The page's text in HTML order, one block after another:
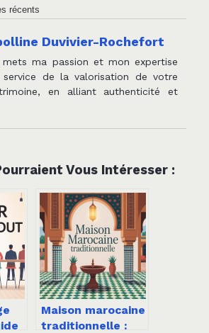
récents
Duvivier-Rochefort
mets ma passion et mon expertise
service de la valorisation de votre
en alliant authenticité et
Vous Intéresser :
Maison marocaine
traditionnelle :